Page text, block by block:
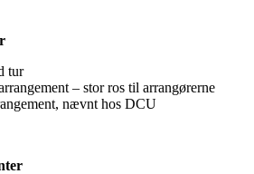
tur
– stor ros til arrangørerne
nævnt hos DCU